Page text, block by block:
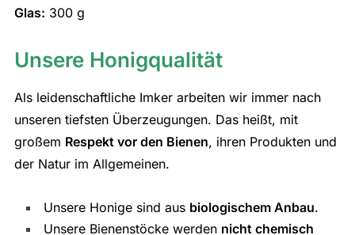
Glas: 300 g
Unsere Honigqualität
Als leidenschaftliche Imker arbeiten wir immer nach
unseren tiefsten Überzeugungen. Das heißt, mit
großem Respekt vor den Bienen, ihren Produkten und
der Natur im Allgemeinen.
Unsere Honige sind aus biologischem Anbau.
Unsere Bienenstöcke werden nicht chemisch